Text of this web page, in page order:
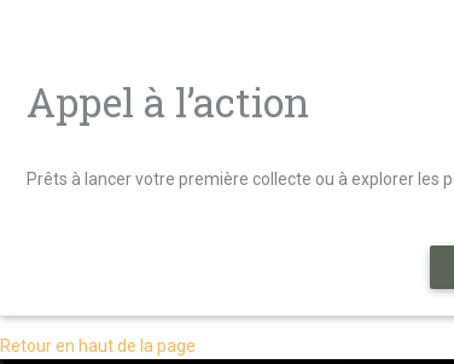
Appel à l’action
Prêts à lancer votre première collecte ou à explorer les
Retour en haut de la page